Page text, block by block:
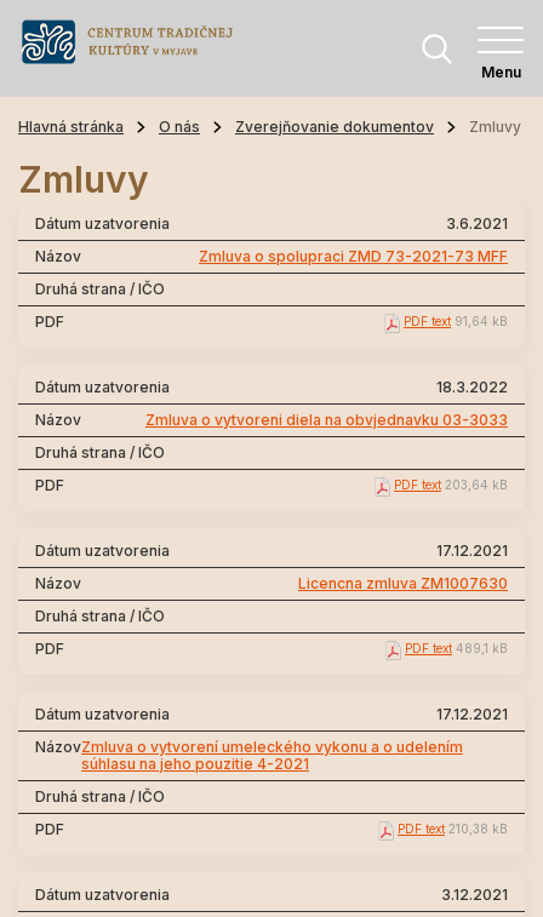
Menu
Hlavná stránka O nás Zverejňovanie dokumentov Zmluvy
Zmluvy
3.6.2021
Zmluva o spolupraci ZMD 73-2021-73 MFF
PDF text 91,64 kB
18.3.2022
Zmluva o vytvoreni diela na obvjednavku 03-3033
PDF text 203,64 kB
17.12.2021
Licencna zmluva ZM1007630
PDF text 489,1 kB
17.12.2021
Zmluva o vytvorení umeleckého vykonu a o udelením
súhlasu na jeho pouzitie 4-2021
PDF text 210,38 kB
3.12.2021